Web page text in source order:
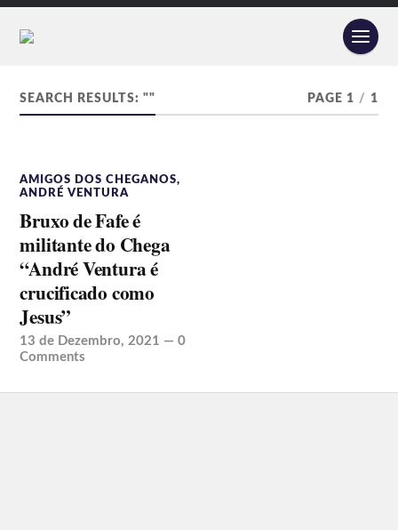
SEARCH RESULTS: "" PAGE 1 / 1
AMIGOS DOS CHEGANOS,
ANDRÉ VENTURA
Bruxo de Fafe é
militante do Chega
“André Ventura é
crucificado como
Jesus”
13 de Dezembro, 2021 —0
Comments